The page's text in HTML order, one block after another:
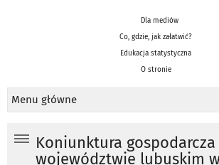
Dla mediów
Co, gdzie, jak załatwić?
Edukacja statystyczna
O stronie
Menu główne
Koniunktura gospodarcza
województwie lubuskim